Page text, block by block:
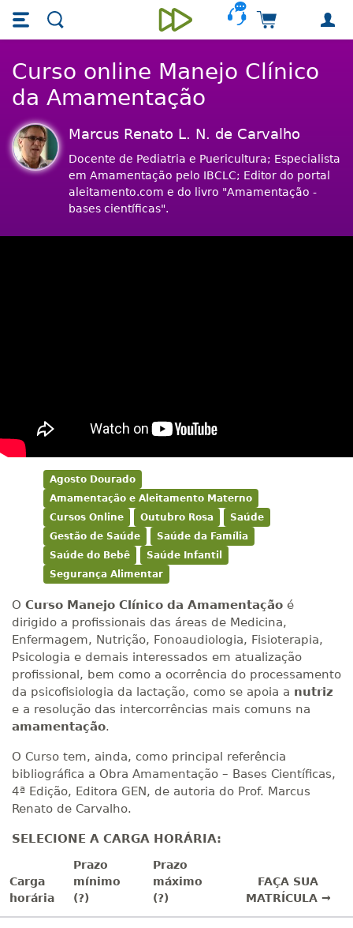
Skip main navigation
Skip to main content
Unieducar
Carrinho de
Curso online Manejo Clínico
da Amamentação
Marcus Renato L. N. de Carvalho
Docente de Pediatria e Puericultura; Especialista
em Amamentação pelo IBCLC; Editor do portal
aleitamento.com e do livro "Amamentação -
bases científicas".
Agosto Dourado
Amamentação e Aleitamento Materno
Cursos Online
Outubro Rosa
Saúde
Gestão de Saúde
Saúde da Família
Saúde do Bebê
Saúde Infantil
Segurança Alimentar
O Curso Manejo Clínico da Amamentação é
dirigido a profissionais das áreas de Medicina,
Enfermagem, Nutrição, Fonoaudiologia, Fisioterapia,
Psicologia e demais interessados em atualização
profissional, bem como a ocorrência do processamento
da psicofisiologia da lactação, como se apoia a nutriz
e a resolução das intercorrências mais comuns na
amamentação.
O Curso tem, ainda, como principal referência
bibliográfica a Obra Amamentação – Bases Científicas,
4ª Edição, Editora GEN, de autoria do Prof. Marcus
Renato de Carvalho.
SELECIONE A CARGA HORÁRIA:
Carga
horária
Prazo
mínimo
(?)
Prazo
máximo
(?)
FAÇA SUA
MATRÍCULA →